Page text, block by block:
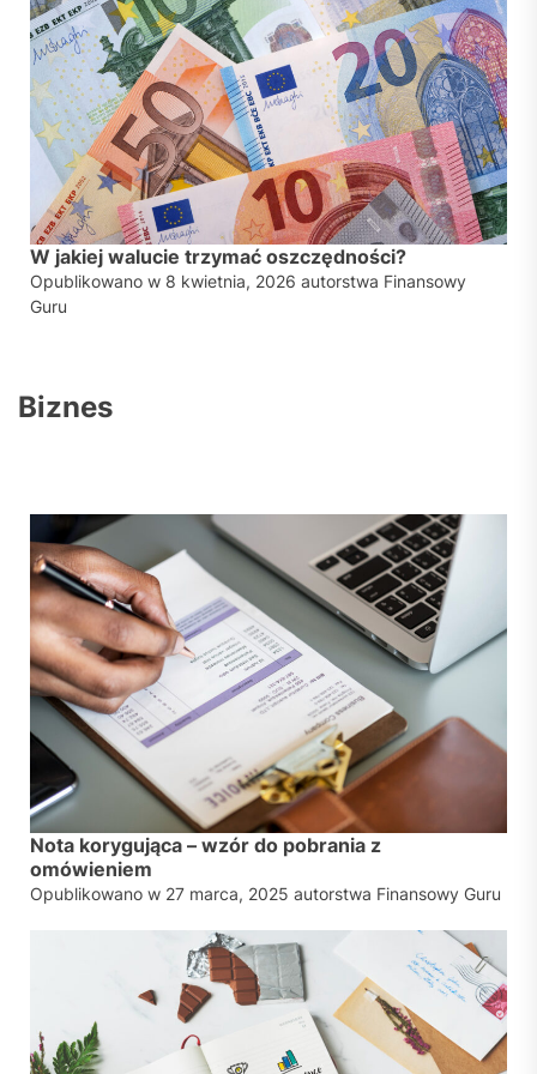
W jakiej walucie trzymać oszczędności?
Opublikowano w 8 kwietnia, 2026 autorstwa Finansowy
Guru
Biznes
Nota korygująca – wzór do pobrania z
omówieniem
Opublikowano w 27 marca, 2025 autorstwa Finansowy Guru